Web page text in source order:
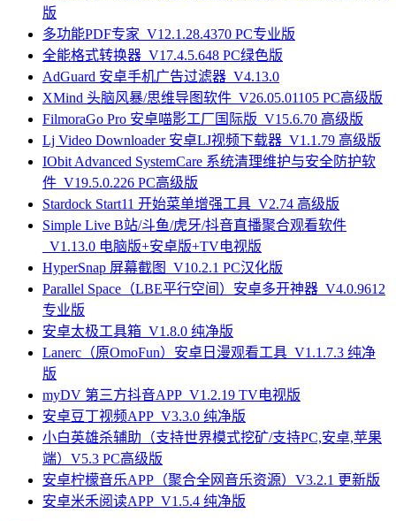
版
多功能PDF专家_V12.1.28.4370 PC专业版
全能格式转换器_V17.4.5.648 PC绿色版
AdGuard 安卓手机广告过滤器_V4.13.0
XMind 头脑风暴/思维导图软件_V26.05.01105 PC高级版
FilmoraGo Pro 安卓喵影工厂国际版_V15.6.70 高级版
Lj Video Downloader 安卓LJ视频下载器_V1.1.79 高级版
IObit Advanced SystemCare 系统清理维护与安全防护软
件_V19.5.0.226 PC高级版
Stardock Start11 开始菜单增强工具_V2.74 高级版
Simple Live B站/斗鱼/虎牙/抖音直播聚合观看软件
_V1.13.0 电脑版+安卓版+TV电视版
HyperSnap 屏幕截图_V10.2.1 PC汉化版
Parallel Space（LBE平行空间）安卓多开神器_V4.0.9612
专业版
安卓太极工具箱_V1.8.0 纯净版
Lanerc（原OmoFun）安卓日漫观看工具_V1.1.7.3 纯净
版
myDV 第三方抖音APP_V1.2.19 TV电视版
安卓豆丁视频APP_V3.3.0 纯净版
小白英雄杀辅助（支持世界模式挖矿/支持PC,安卓,苹果
端）V5.3 PC高级版
安卓柠檬音乐APP（聚合全网音乐资源）V3.2.1 更新版
安卓米禾阅读APP_V1.5.4 纯净版